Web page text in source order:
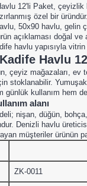
12'li Paket,
özel bir
50x90 havlu, gelin
açıklaması doğal ve
havlu yapısıyla
Havlu
çeyiz mağazaları, ev
stoklanabilir.
günlük kullanım hem
alanı
nişan, düğün,
Denizli havlu
müşteriler ürünün
ZK-0011